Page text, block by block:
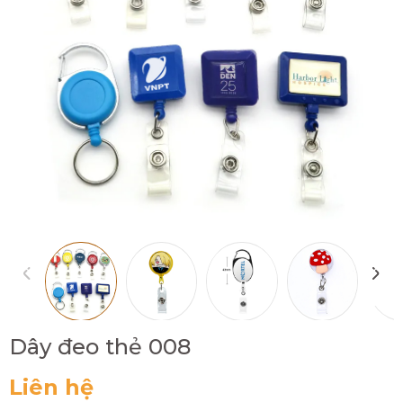
Dây đeo thẻ 008
Liên hệ